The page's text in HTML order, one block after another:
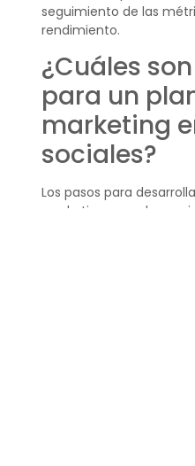
seguimiento de las
rendimiento.
¿Cuáles
para un
marketing
sociales?
Los pasos para
marketing en redes